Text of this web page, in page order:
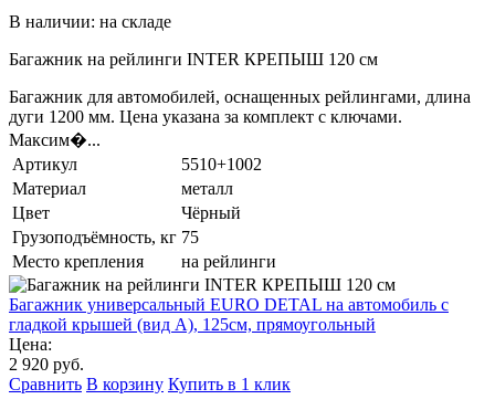
В наличии: на складе
Багажник на рейлинги INTER КРЕПЫШ 120 см
Багажник для автомобилей, оснащенных рейлингами, длина
дуги 1200 мм. Цена указана за комплект с ключами.
Максим�...
Артикул
5510+1002
Материал
металл
Цвет
Чёрный
Грузоподъёмность, кг 75
Место крепления
на рейлинги
Багажник универсальный EURO DETAL на автомобиль с
гладкой крышей (вид А), 125см, прямоугольный
Цена:
2 920 руб.
Сравнить В корзину Купить в 1 клик